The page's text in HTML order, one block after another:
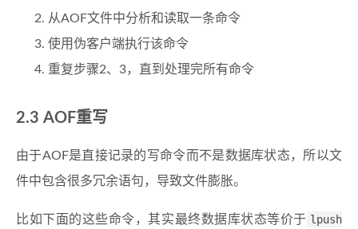
从AOF文件中分析和读取一条命令
使用伪客户端执行该命令
重复步骤2、3，直到处理完所有命令
AOF重写
由于AOF是直接记录的写命令而不是数据库状态，所以文
件中包含很多冗余语句，导致文件膨胀。
比如下面的这些命令，其实最终数据库状态等价于 lpush